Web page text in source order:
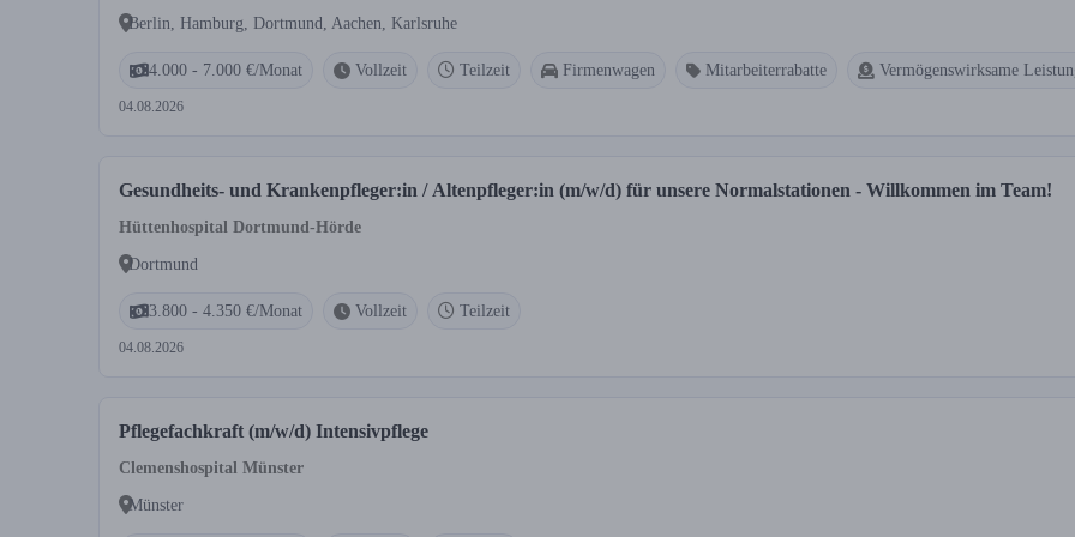
Berlin, Hamburg, Dortmund, Aachen, Karlsruhe
4.000 - 7.000 €/Monat Vollzeit Teilzeit Firmenwagen Mitarbeiterrabatte Vermögenswirksame
04.08.2026
Gesundheits- und Krankenpfleger:in / Altenpfleger:in (m/w/d) für unsere Normalstationen - Willkommen im Team!
Hüttenhospital Dortmund-Hörde
Dortmund
3.800 - 4.350 €/Monat Vollzeit Teilzeit
04.08.2026
Pflegefachkraft (m/w/d) Intensivpflege
Clemenshospital Münster
Münster